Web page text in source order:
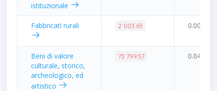
istituzionale
Fabbricati rurali 2˙003.65 0.00%
Beni di valore
culturale, storico,
archeologico, ed
artistico
73˙799.57 0.04%